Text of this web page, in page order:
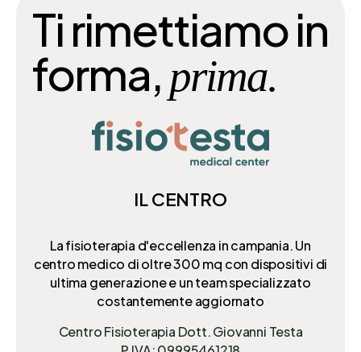
Ti rimettiamo in
forma, prima.
IL CENTRO
La fisioterapia d'eccellenza in campania. Un
centro medico di oltre 300 mq con dispositivi di
ultima generazione e un team specializzato
costantemente aggiornato
Centro Fisioterapia Dott. Giovanni Testa